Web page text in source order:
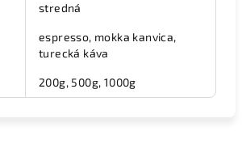
stredná
espresso, mokka kanvica,
turecká káva
200g, 500g, 1000g